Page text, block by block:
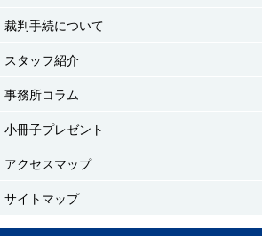
裁判手続について
スタッフ紹介
事務所コラム
小冊子プレゼント
アクセスマップ
サイトマップ